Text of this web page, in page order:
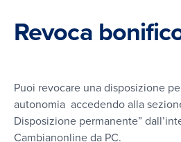
Una
ogni
Time Deposit
Revoca
Puoi revocare una disposizione
autonomia accedendo alla
Disposizione permanente”
Cambianonline da PC.